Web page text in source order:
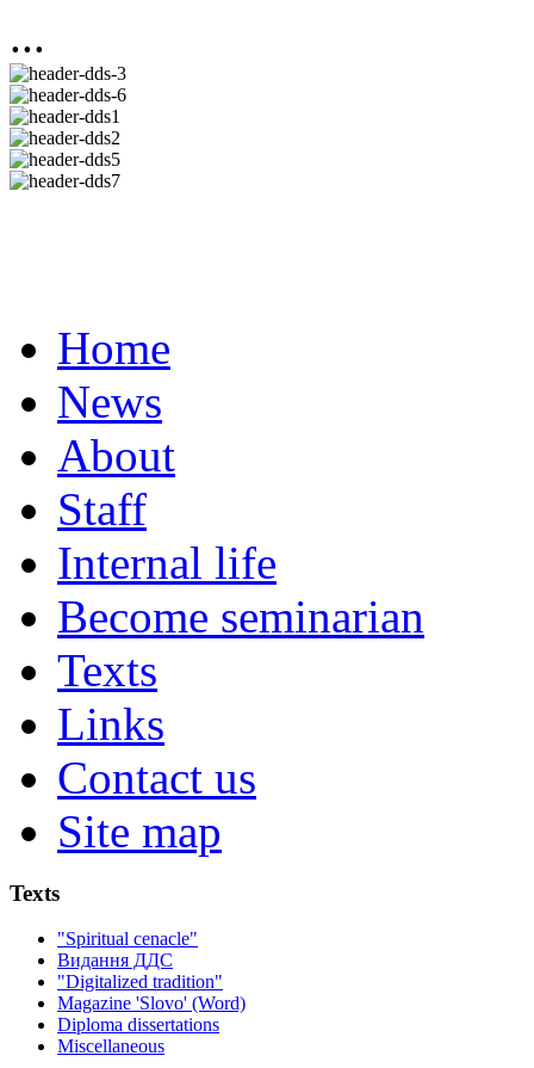
...
Home
News
About
Staff
Internal life
Become seminarian
Texts
Links
Contact us
Site map
Texts
"Spiritual cenacle"
Видання ДДС
"Digitalized tradition"
Magazine 'Slovo' (Word)
Diploma dissertations
Miscellaneous